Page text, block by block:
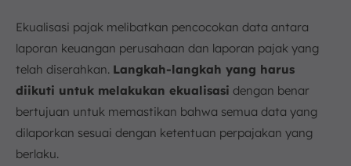
Ekualisasi pajak melibatkan pencocokan data antara
laporan keuangan perusahaan dan laporan pajak yang
telah diserahkan. Langkah-langkah yang harus
diikuti untuk melakukan ekualisasi dengan benar
bertujuan untuk memastikan bahwa semua data yang
dilaporkan sesuai dengan ketentuan perpajakan yang
berlaku.